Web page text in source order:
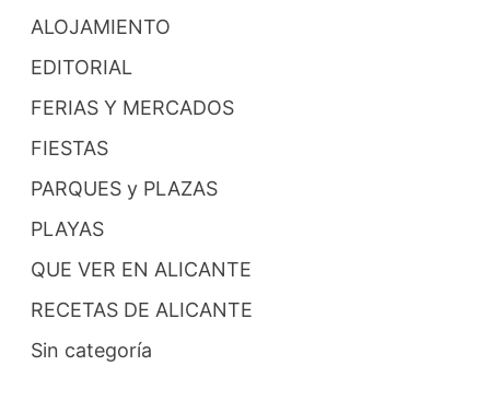
ALOJAMIENTO
EDITORIAL
FERIAS Y MERCADOS
FIESTAS
PARQUES y PLAZAS
PLAYAS
QUE VER EN ALICANTE
RECETAS DE ALICANTE
Sin categoría